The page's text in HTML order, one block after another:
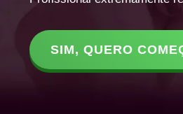
SIM, QUERO